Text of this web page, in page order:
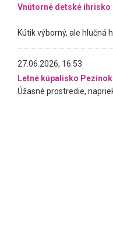
27.06.2026, 16:53
Letné kúpalisko Pezinok